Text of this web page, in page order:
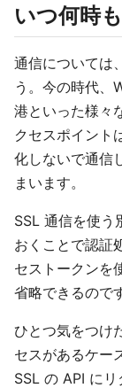
いつ何時
通信については
う。今の時代、
港といった様々
クセスポイント
化しないで通信
まいます。
SSL 通信を使う
おくことで認証
セストークンを
省略できるので
ひとつ気をつけ
セスがあるケー
SSL の API に